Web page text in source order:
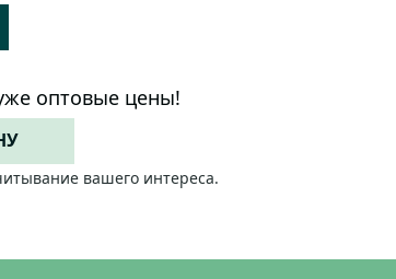
оптовые цены!
вашего интереса.